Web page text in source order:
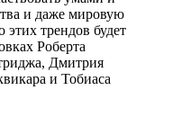
и даже мировую
трендов будет
Роберта
Дмитрия
и Тобиаса